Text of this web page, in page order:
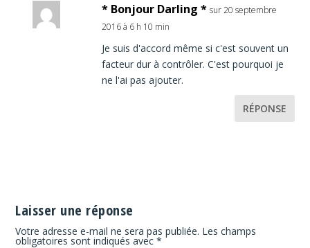
* Bonjour Darling * sur 20 septembre
2016 à 6 h 10 min
Je suis d'accord même si c'est souvent un
facteur dur à contrôler. C'est pourquoi je
ne l'ai pas ajouter.
RÉPONSE
Laisser une réponse
Votre adresse e-mail ne sera pas publiée. Les champs
obligatoires sont indiqués avec*